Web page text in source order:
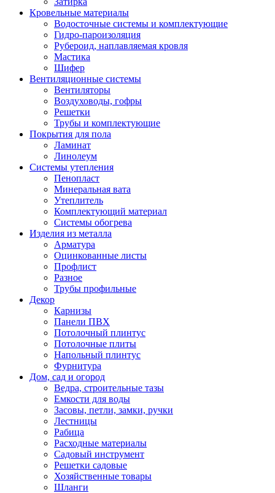
Кровельные материалы
Водосточные системы и комплектующие
Гидро-пароизоляция
Рубероид, наплавляемая кровля
Мастика
Шифер
Вентиляционные системы
Вентиляторы
Воздуховоды, гофры
Решетки
Трубы и комплектующие
Покрытия для пола
Ламинат
Линолеум
Системы утепления
Пенопласт
Минеральная вата
Утеплитель
Комплектующий материал
Системы обогрева
Изделия из металла
Арматура
Оцинкованные листы
Профлист
Разное
Трубы профильные
Декор
Карнизы
Панели ПВХ
Потолочный плинтус
Потолочные плиты
Напольный плинтус
Фурнитура
Дом, сад и огород
Ведра, строительные тазы
Емкости для воды
Засовы, петли, замки, ручки
Лестницы
Рабица
Расходные материалы
Садовый инструмент
Решетки садовые
Хозяйственные товары
Шланги